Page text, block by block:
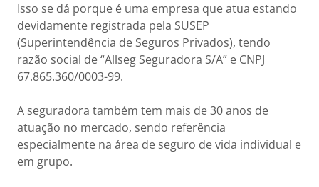
Isso se dá porque é uma empresa que atua estando
devidamente registrada pela SUSEP
(Superintendência de Seguros Privados), tendo
razão social de “Allseg Seguradora S/A” e CNPJ
67.865.360/0003-99.
A seguradora também tem mais de 30 anos de
atuação no mercado, sendo referência
especialmente na área de seguro de vida individual e
em grupo.